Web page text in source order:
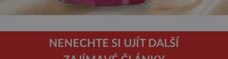
NENECHTE SI UJÍT DALŠÍ